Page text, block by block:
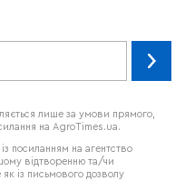
лише за умови прямого,
на AgroTimes.ua.
посиланням на агентство
відтворенню та/чи
із письмового дозволу